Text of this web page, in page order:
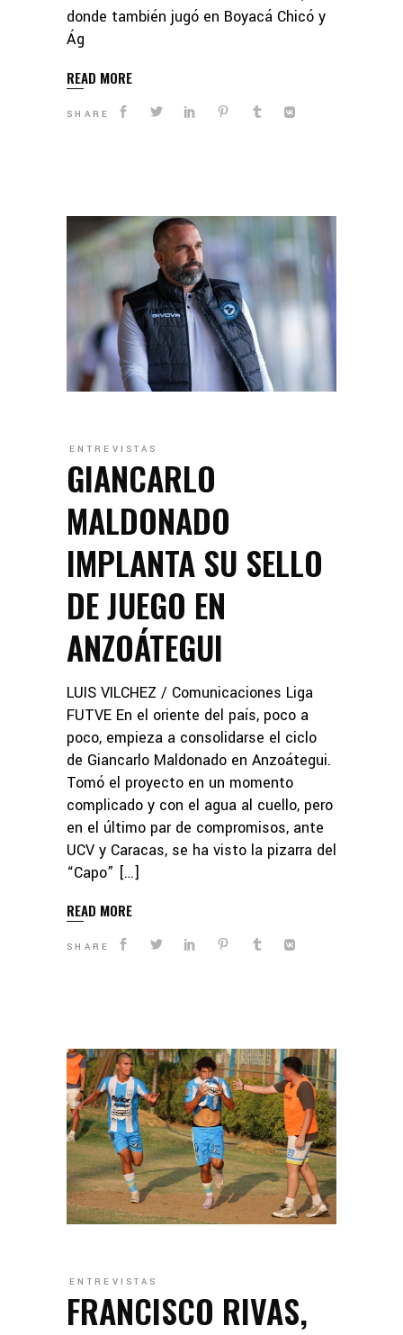
donde también jugó en Boyacá Chicó y
Ág
READ MORE
SHARE
ENTREVISTAS
GIANCARLO
MALDONADO
IMPLANTA SU SELLO
DE JUEGO EN
ANZOÁTEGUI
LUIS VILCHEZ / Comunicaciones Liga
FUTVE En el oriente del país, poco a
poco, empieza a consolidarse el ciclo
de Giancarlo Maldonado en Anzoátegui.
Tomó el proyecto en un momento
complicado y con el agua al cuello, pero
en el último par de compromisos, ante
UCV y Caracas, se ha visto la pizarra del
“Capo” […]
READ MORE
SHARE
ENTREVISTAS
FRANCISCO RIVAS,